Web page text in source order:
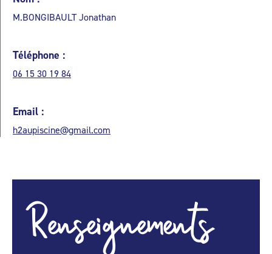
M.BONGIBAULT Jonathan
Téléphone :
06 15 30 19 84
Email :
h2aupiscine@gmail.com
Renseignements